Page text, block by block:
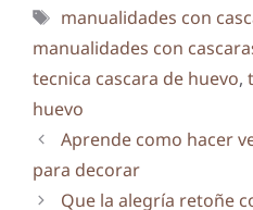
Etiquetas
manualidades con
manualidades con
tecnica cascara de huevo,
huevo
Aprende como hacer
para decorar
Que la alegría retoñe